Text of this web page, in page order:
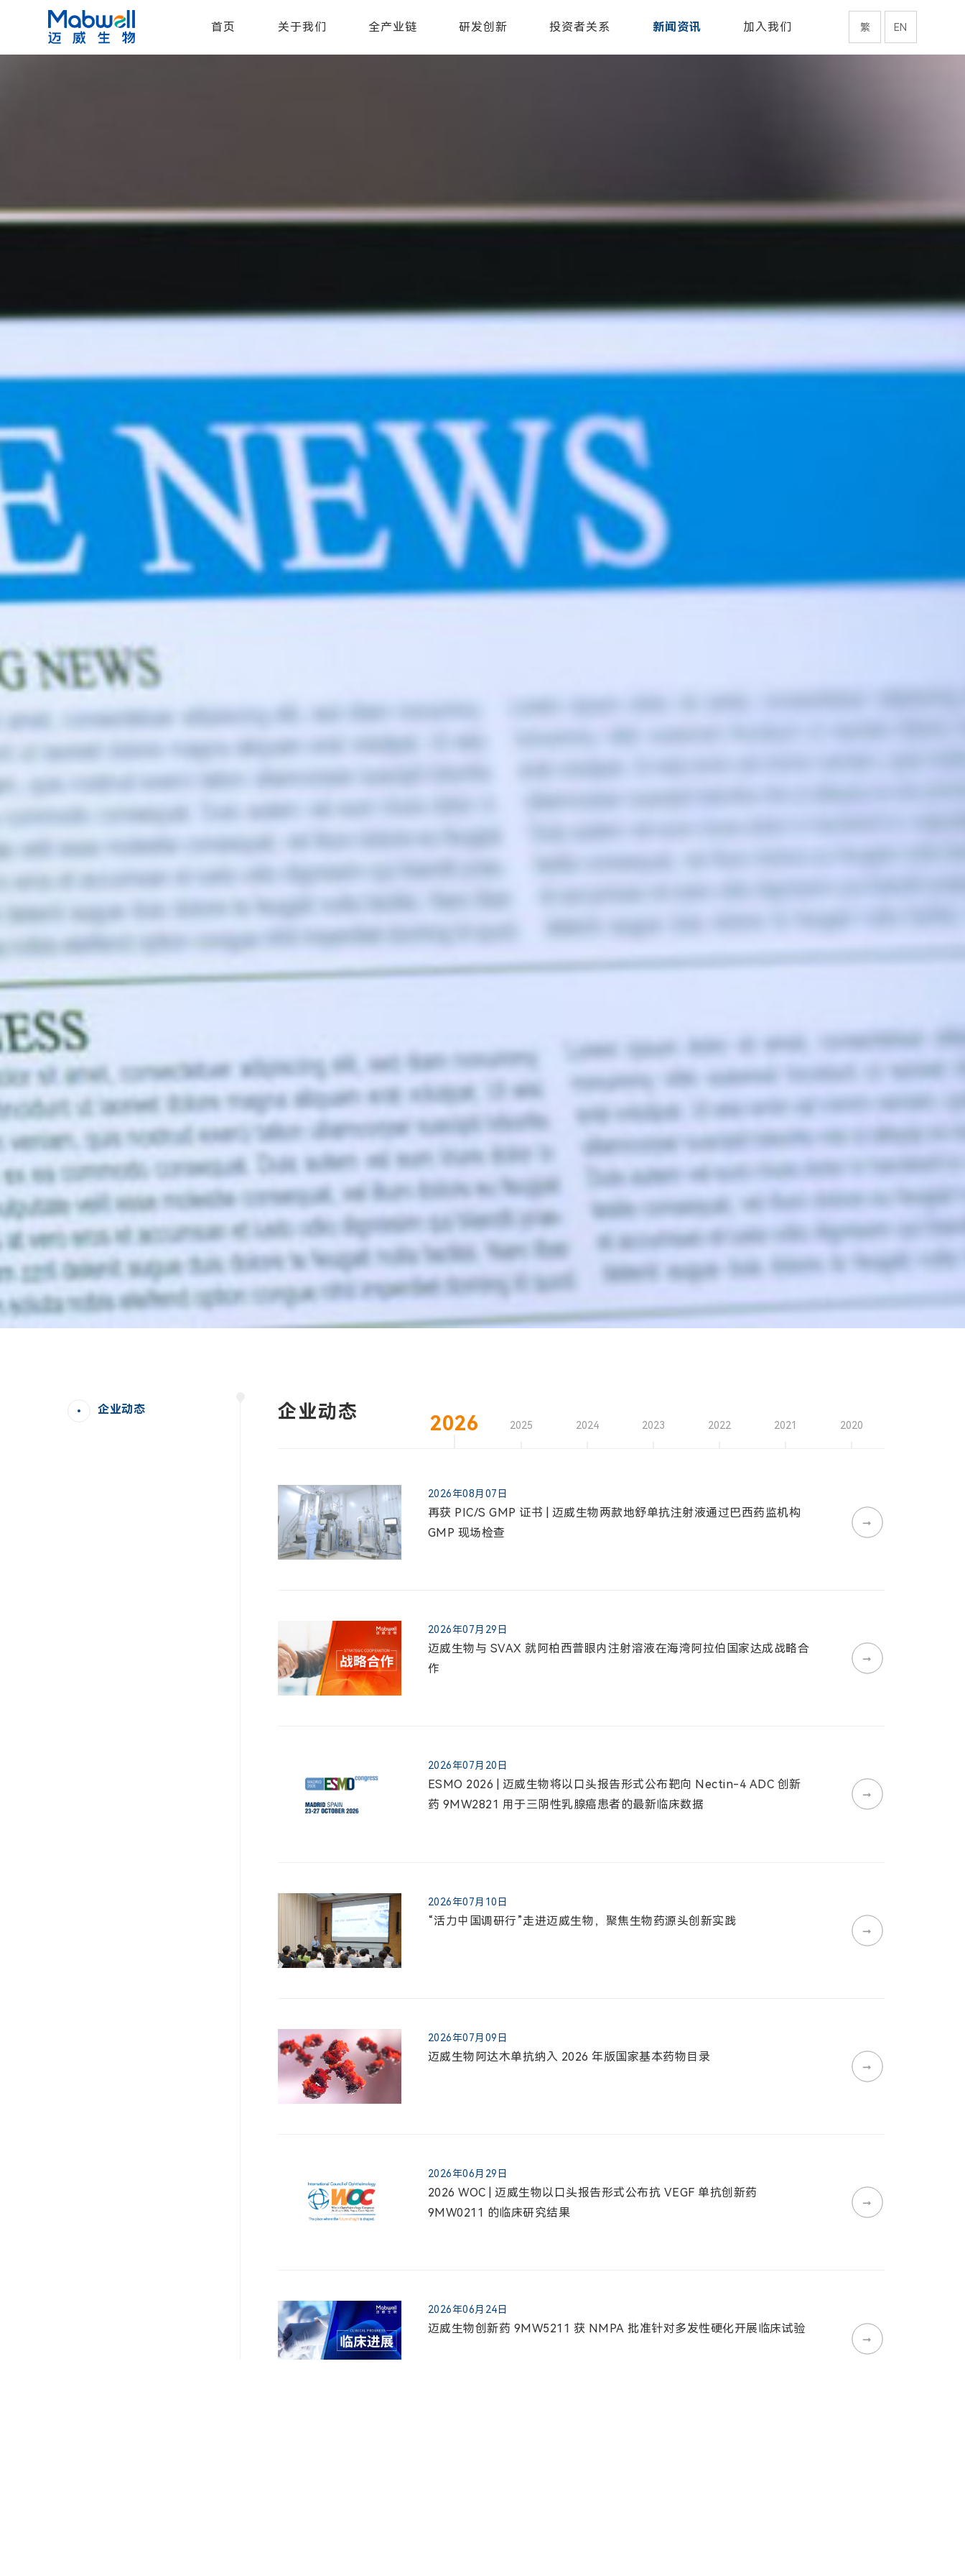
首页 关于我们 全产业链 研发创新 投资者关系 新闻资讯 加入我们 繁 EN
企业动态 企业动态 2026 2025 2024 2023 2022 2021 2020
2026年08月07日
再获 PIC/S GMP 证书 | 迈威生物两款地舒单抗注射液通过巴西药监机构
GMP 现场检查
➞
2026年07月29日
迈威生物与 SVAX 就阿柏西普眼内注射溶液在海湾阿拉伯国家达成战略合
作
➞
2026年07月20日
ESMO 2026 | 迈威生物将以口头报告形式公布靶向 Nectin-4 ADC 创新
药 9MW2821 用于三阴性乳腺癌患者的最新临床数据
➞
2026年07月10日
“活力中国调研行”走进迈威生物，聚焦生物药源头创新实践
➞
2026年07月09日
迈威生物阿达木单抗纳入 2026 年版国家基本药物目录
➞
2026年06月29日
2026 WOC | 迈威生物以口头报告形式公布抗 VEGF 单抗创新药
9MW0211 的临床研究结果
➞
2026年06月24日
迈威生物创新药 9MW5211 获 NMPA 批准针对多发性硬化开展临床试验
➞